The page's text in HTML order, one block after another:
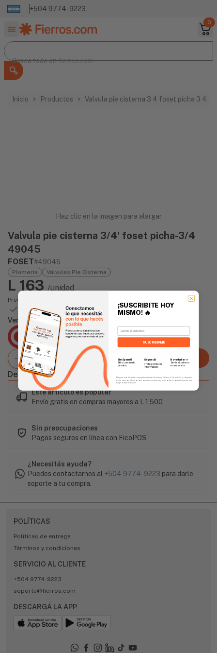
+504 9774-9223
0
Buscar productos
Busca todo en
Busca todo enfierros.com
Inicio Productos Valvula pie cisterna 3 4 foset picha 3 4
Haz clic en la imagen para alargar
Valvula pie cisterna 3/4' foset picha-3/4
49045
FOSET#49045
Plomería Válvulas Pie Cisterna
L 163 /unidad
Precio incluye impuesto sobre ventas
Disponible Online
Vendido Por:
Agencia Global
2 días - Tiempo de Entrega Promedio
Agregar al carrito
Descripción
Este artículo es popular
Envío gratis en compras mayores a L 1,500
Sin preocupaciones
Pagos seguros en línea con FicoPOS
¿Necesitás ayuda?
Puedes contactarnos al +504 9774-9223 para darle
soporte a tu compra.
POLÍTICAS
Políticas de entrega
Términos y condiciones
SERVICIO AL CLIENTE
+504 9774-9223
soporte@fierros.com
DESCARGÁ LA APP
¡SUSCRIBITE HOY
MISMO! 🔥
Email
SUSCRIBIRME
Sin Spam 🚫
Solo contenido
de valor.
Seguro 🔒
Protegemos tu
información.
Novedades 📣
Serás el primero
en enterarte.
Al enviar este formulario, aceptás nuestros Términos y Política de Privacidad, y consentís
recibir correos de Fierros con novedades, productos y eventos. Este consentimiento no es
obligatorio para comprar.